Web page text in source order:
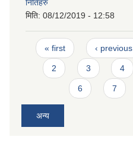
नितिहरु
मिति: 08/12/2019 - 12:58
Pages
« first ‹ previous
2 3 4
6 7
अन्य